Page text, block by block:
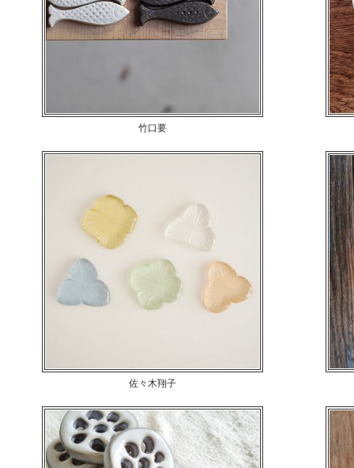
ドット柄で特徴的な尾ひれのサカナ
竹口要
佐々木翔子